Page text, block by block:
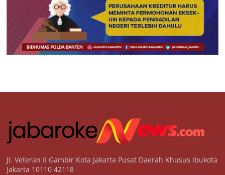
Jl. Veteran II Gambir Kota Jakarta Pusat Daerah Khusus Ibukota
Jakarta 10110 42118